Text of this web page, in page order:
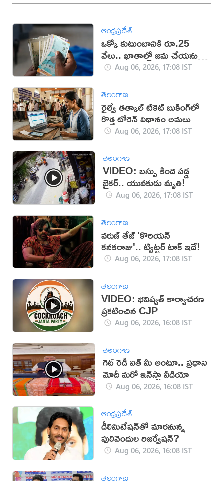
ఆంధ్రప్రదేశ్
ఒక్కో కుటుంబానికి రూ.25
వేలు.. ఖాతాల్లో జ‌మ చేయ‌నున్న
ప్ర‌భుత్వం..!
Aug 06, 2026, 17:08 IST
తెలంగాణ
రైల్వే తత్కాల్ టికెట్ బుకింగ్‌లో
కొత్త టోకెన్ విధానం అమలు
Aug 06, 2026, 17:08 IST
తెలంగాణ
VIDEO: బస్సు కింద పడ్డ
బైకర్.. యువకుడు మృతి!
Aug 06, 2026, 17:08 IST
తెలంగాణ
వరుణ్ తేజ్ 'కొరియన్
కనకరాజు'.. ట్విట్టర్ టాక్ ఇదే!
Aug 06, 2026, 17:08 IST
తెలంగాణ
VIDEO: భవిష్యత్ కార్యాచరణ
ప్రకటించిన CJP
Aug 06, 2026, 16:08 IST
తెలంగాణ
గెట్ రెడీ విత్ మీ అంటూ.. ప్రధాని
మోదీ మరో ఇన్‌స్టా వీడియో
Aug 06, 2026, 16:08 IST
ఆంధ్రప్రదేశ్
డీలిమిటేషన్‌తో మారనున్న
పులివెందుల రిజర్వేషన్?
Aug 06, 2026, 16:08 IST
తెలంగాణ